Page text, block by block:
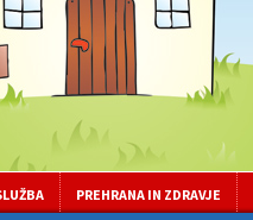
PREHRANA IN ZDRAVJE